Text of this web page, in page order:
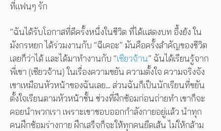
ที่แฟนๆ รัก
“ฉันได้รับโอกาสที่ดีครั้งหนึ่งในชีวิต ที่ได้แสดงบท อึ้งย้ง ใน
มังกรหยก ได้ร่วมงานกับ “ฉีเคอะ” มันคือครั้งสำคัญของชีวิต
เลยก็ว่าได้ และได้มาทำงานกับ “เซียวจ้าน” ฉันได้เรียนรู้จาก
พี่เขา (เซียวจ้าน) ในเรื่องความขยัน ความตั้งใจ ความจริงจัง
เขาเหมือนหัวหน้าของฉันเลย… ส่วนฉันก็เป็นนักเรียนที่ขยัน
ตั้งใจเรียนตามหัวหน้าชั้น ช่วงที่ฝึกซ้อมก่อนถ่ายทำ เขาก็จะ
คอยนำพวกเรา เพราะเขาชอบออกกำลังกายอยู่แล้ว นำทุก
คนฝึกซ้อมร่างกาย ฝึกเสร็จก็จะให้ทุกคนยืดเส้น ไม่ให้กล้าม